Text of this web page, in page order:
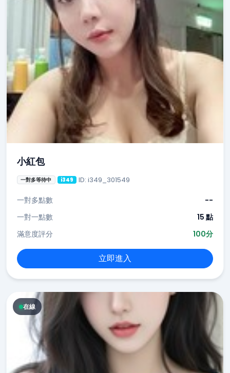
小紅包
一對多等待中 i349 ID: i349_301549
一對多點數
--
一對一點數
15 點
滿意度評分
100分
立即進入
在線